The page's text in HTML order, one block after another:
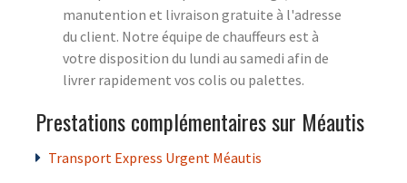
manutention et livraison gratuite à l'adresse
du client. Notre équipe de chauffeurs est à
votre disposition du lundi au samedi afin de
livrer rapidement vos colis ou palettes.
Prestations complémentaires sur Méautis
Transport Express Urgent Méautis